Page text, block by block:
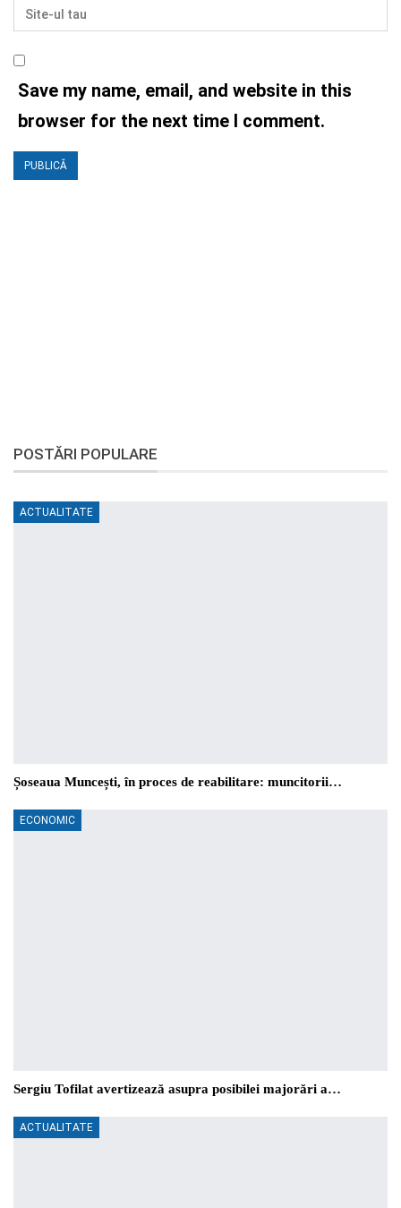
Save my name, email, and website in this
browser for the next time I comment.
POSTĂRI POPULARE
ACTUALITATE
Șoseaua Muncești, în proces de reabilitare: muncitorii…
ECONOMIC
Sergiu Tofilat avertizează asupra posibilei majorări a…
ACTUALITATE